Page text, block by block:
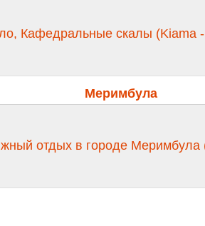
Кафедральные скалы (Kiama
Меримбула
отдых в городе Меримбула